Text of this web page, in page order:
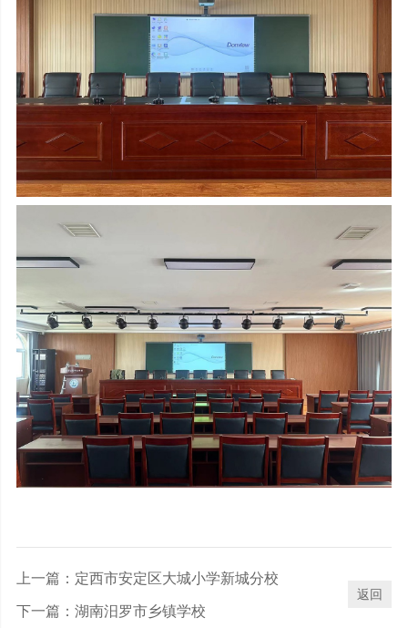
上一篇： 定西市安定区大城小学新城分校
下一篇： 湖南汨罗市乡镇学校
返回